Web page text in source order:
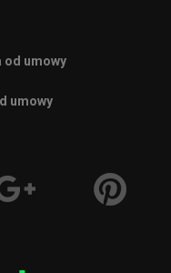
od umowy
umowy